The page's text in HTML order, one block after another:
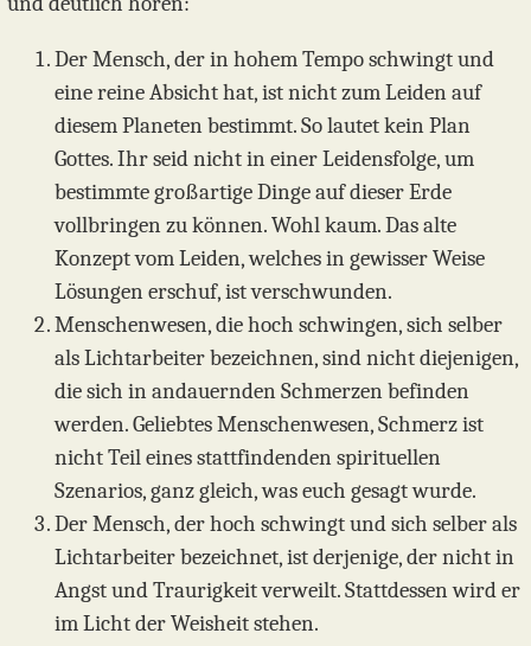
Der Mensch, der in hohem Tempo schwingt und
eine reine Absicht hat, ist nicht zum Leiden auf
diesem Planeten bestimmt. So lautet kein Plan
Gottes. Ihr seid nicht in einer Leidensfolge, um
bestimmte großartige Dinge auf dieser Erde
vollbringen zu können. Wohl kaum. Das alte
Konzept vom Leiden, welches in gewisser Weise
Lösungen erschuf, ist verschwunden.
Menschenwesen, die hoch schwingen, sich selber
als Lichtarbeiter bezeichnen, sind nicht diejenigen,
die sich in andauernden Schmerzen befinden
werden. Geliebtes Menschenwesen, Schmerz ist
nicht Teil eines stattfindenden spirituellen
Szenarios, ganz gleich, was euch gesagt wurde.
Der Mensch, der hoch schwingt und sich selber als
Lichtarbeiter bezeichnet, ist derjenige, der nicht in
Angst und Traurigkeit verweilt. Stattdessen wird er
im Licht der Weisheit stehen.